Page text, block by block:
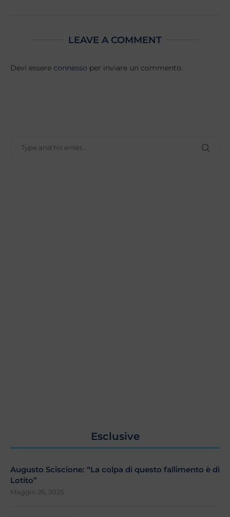
LEAVE A COMMENT
Devi essere connesso per inviare un commento.
Esclusive
Augusto Sciscione: “La colpa di questo fallimento è di
Lotito”
Maggio 26, 2025